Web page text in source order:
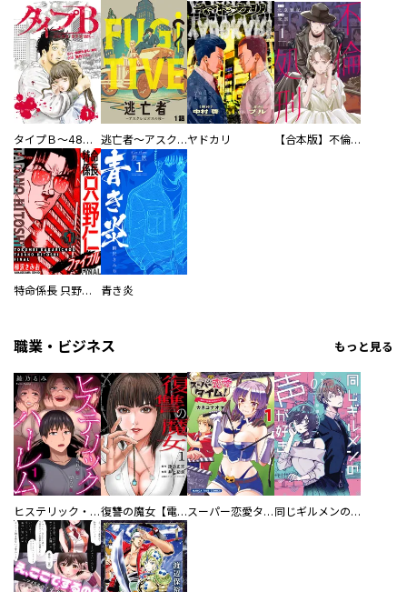
タイプＢ～48時間後、致死率100％～【単話】 逃亡者～アスクレピオスの杖～ヤドカリ 【合本版】不倫処刑
特命係長 只野仁ファイナル 愛蔵版 青き炎
職業・ビジネス もっと見る
ヒステリック・ハーレム～搾られる男と堕ちる女～【電子単行本版】 復讐の魔女【電子単行本版】 スーパー恋愛タイム！～現場でドＳな彼女は自宅でデレる～ 同じギルメンの声が好き